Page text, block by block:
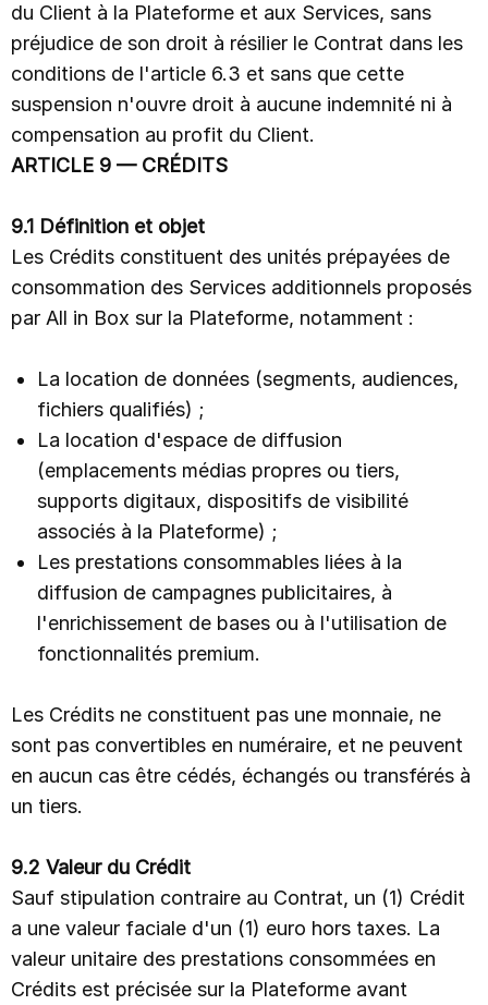
du Client à la Plateforme et aux Services, sans
préjudice de son droit à résilier le Contrat dans les
conditions de l'article 6.3 et sans que cette
suspension n'ouvre droit à aucune indemnité ni à
compensation au profit du Client.
ARTICLE 9 — CRÉDITS
9.1 Définition et objet
Les Crédits constituent des unités prépayées de
consommation des Services additionnels proposés
par All in Box sur la Plateforme, notamment :
La location de données (segments, audiences,
fichiers qualifiés) ;
La location d'espace de diffusion
(emplacements médias propres ou tiers,
supports digitaux, dispositifs de visibilité
associés à la Plateforme) ;
Les prestations consommables liées à la
diffusion de campagnes publicitaires, à
l'enrichissement de bases ou à l'utilisation de
fonctionnalités premium.
Les Crédits ne constituent pas une monnaie, ne
sont pas convertibles en numéraire, et ne peuvent
en aucun cas être cédés, échangés ou transférés à
un tiers.
9.2 Valeur du Crédit
Sauf stipulation contraire au Contrat, un (1) Crédit
a une valeur faciale d'un (1) euro hors taxes. La
valeur unitaire des prestations consommées en
Crédits est précisée sur la Plateforme avant